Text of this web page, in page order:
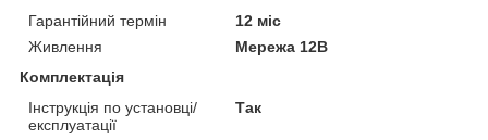
Гарантійний термін
12 міс
Живлення
Мережа 12В
Комплектація
Інструкція по установці/
експлуатації
Так